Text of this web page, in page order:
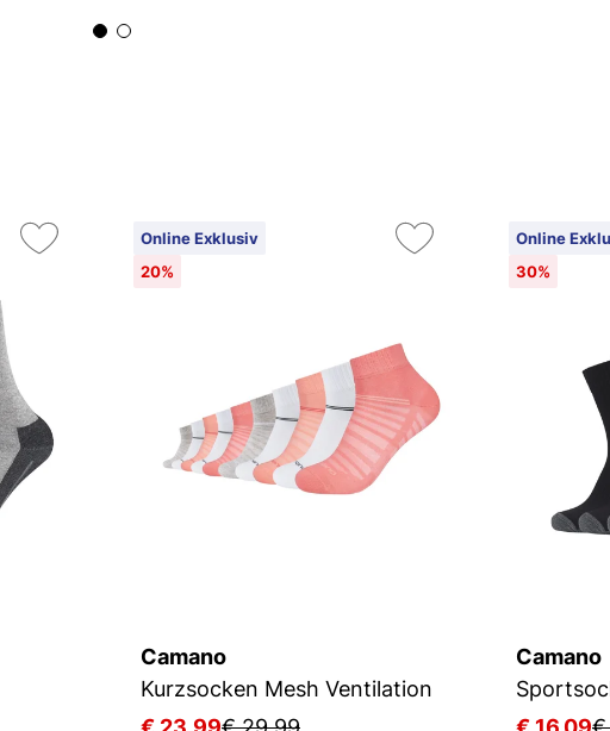
Online Exklusiv
20%
Camano
Kurzsocken Mesh Ventilation
Online
30%
Camano